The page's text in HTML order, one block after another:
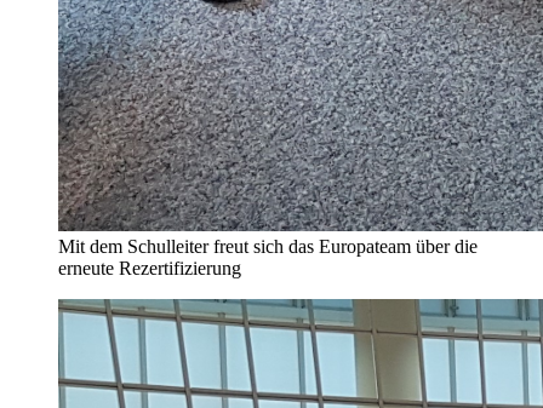
Mit dem Schulleiter freut sich das Europateam über die
erneute Rezertifizierung